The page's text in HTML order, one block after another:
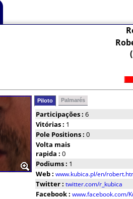
Piloto Palmarés
Participações : 6
Vitórias : 1
Pole Positions : 0
Volta mais
rapida : 0
Podiums : 1
Web : www.kubica.pl/en/
Twitter : twitter.com/r_kubica
Facebook : www.facebook.com/